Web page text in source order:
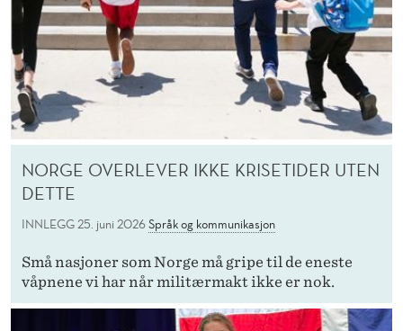
NORGE OVERLEVER IKKE KRISETIDER UTEN
DETTE
INNLEGG25. juni 2026Språk og kommunikasjon
Små nasjoner som Norge må gripe til de eneste
våpnene vi har når militærmakt ikke er nok.